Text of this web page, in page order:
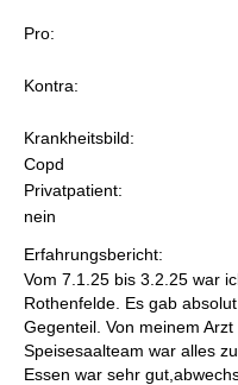
Pro:
Kontra:
Krankheitsbild:
Copd
Privatpatient:
nein
Erfahrungsbericht:
Vom 7.1.25 bis 3.2.25 war
Rothenfelde. Es gab
Gegenteil. Von meinem
Speisesaalteam war alles
Essen war sehr